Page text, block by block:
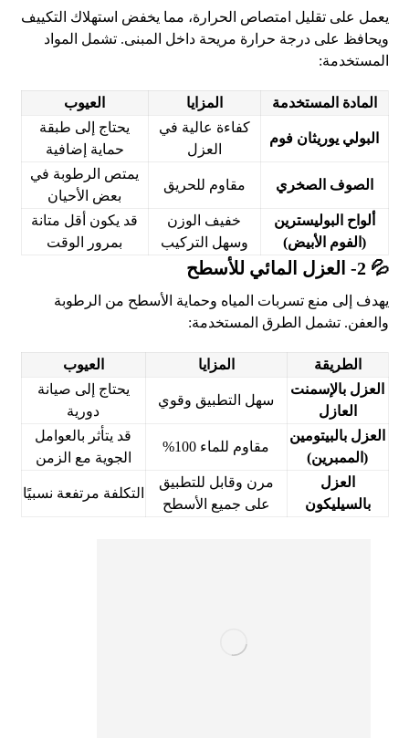
يعمل على تقليل امتصاص الحرارة، مما يخفض استهلاك التكييف
ويحافظ على درجة حرارة مريحة داخل المبنى. تشمل المواد
المستخدمة:
المادة المستخدمة المزايا العيوب
البولي يوريثان فوم
كفاءة عالية في
العزل
يحتاج إلى طبقة
حماية إضافية
الصوف الصخري مقاوم للحريق
يمتص الرطوبة في
بعض الأحيان
ألواح البوليسترين
(الفوم الأبيض)
خفيف الوزن
وسهل التركيب
قد يكون أقل متانة
بمرور الوقت
💦 2- العزل المائي للأسطح
يهدف إلى منع تسربات المياه وحماية الأسطح من الرطوبة
والعفن. تشمل الطرق المستخدمة:
الطريقة المزايا
العيوب
العزل بالإسمنت
العازل
سهل التطبيق وقوي
يحتاج إلى صيانة
دورية
العزل بالبيتومين
(الممبرين)
مقاوم للماء 100%
قد يتأثر بالعوامل
الجوية مع الزمن
العزل
بالسيليكون
مرن وقابل للتطبيق
على جميع الأسطح
التكلفة مرتفعة نسبيًا